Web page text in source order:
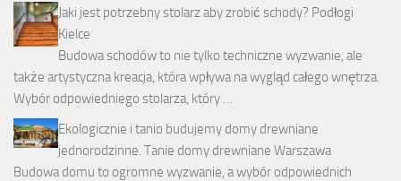
Jaki jest potrzebny stolarz aby zrobić schody? Podłogi
Kielce
Budowa schodów to nie tylko techniczne wyzwanie, ale
także artystyczna kreacja, która wpływa na wygląd całego wnętrza.
Wybór odpowiedniego stolarza, który …
Ekologicznie i tanio budujemy domy drewniane
jednorodzinne. Tanie domy drewniane Warszawa
Budowa domu to ogromne wyzwanie, a wybór odpowiednich